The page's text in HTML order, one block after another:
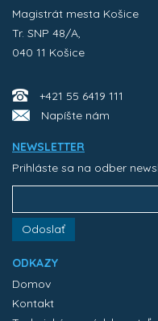
Magistrát mesta Košice
Tr. SNP 48/A,
040 11 Košice
+421 55 6419 111
Napíšte nám
NEWSLETTER
Prihláste sa na odber
Odoslať
ODKAZY
Domov
Kontakt